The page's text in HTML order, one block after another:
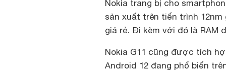
Nokia trang bị cho
sản xuất trên tiến trình
giá rẻ. Đi kèm với đó là RAM
Nokia G11 cũng được tích
Android 12 đang phổ biến